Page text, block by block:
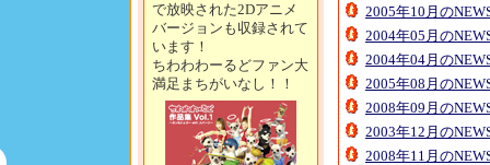
で放映された2Dアニメ
バージョンも収録されて
います！
ちわわわーるどファン大
満足まちがいなし！！
2005年10月の
2004年05月の
2004年04月の
2005年08月の
2008年09月の
2003年12月の
2008年11月の